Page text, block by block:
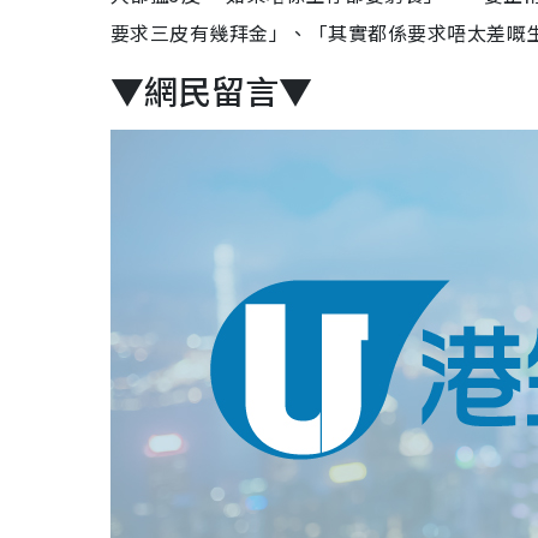
要求三皮有幾拜金」、「其實都係要求唔太差嘅
▼網民留言▼